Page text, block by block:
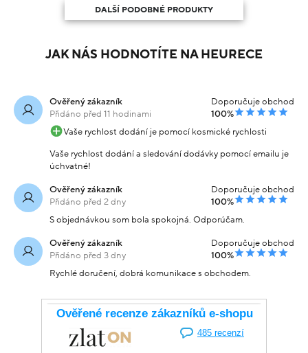
DALŠÍ PODOBNÉ PRODUKTY
JAK NÁS HODNOTÍTE NA HEURECE
Ověřený zákazník
Přidáno před 11 hodinami
Doporučuje obchod
100%
Vaše rychlost dodání je pomocí kosmické rychlosti
Vaše rychlost dodání a sledování dodávky pomocí emailu je
úchvatné!
Ověřený zákazník
Přidáno před 2 dny
Doporučuje obchod
100%
S objednávkou som bola spokojná. Odporúčam.
Ověřený zákazník
Přidáno před 3 dny
Doporučuje obchod
100%
Rychlé doručení, dobrá komunikace s obchodem.